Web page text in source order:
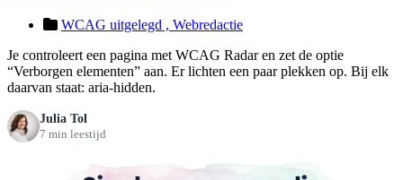
WCAG uitgelegd , Webredactie
Je controleert een pagina met WCAG Radar en zet de optie
“Verborgen elementen” aan. Er lichten een paar plekken op. Bij elk
daarvan staat: aria-hidden.
Julia Tol
7 min leestijd